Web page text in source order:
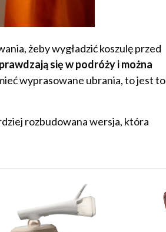
żeby wygładzić koszulę przed
się w podróży i można
wyprasowane ubrania, to jest to
rozbudowana wersja, która